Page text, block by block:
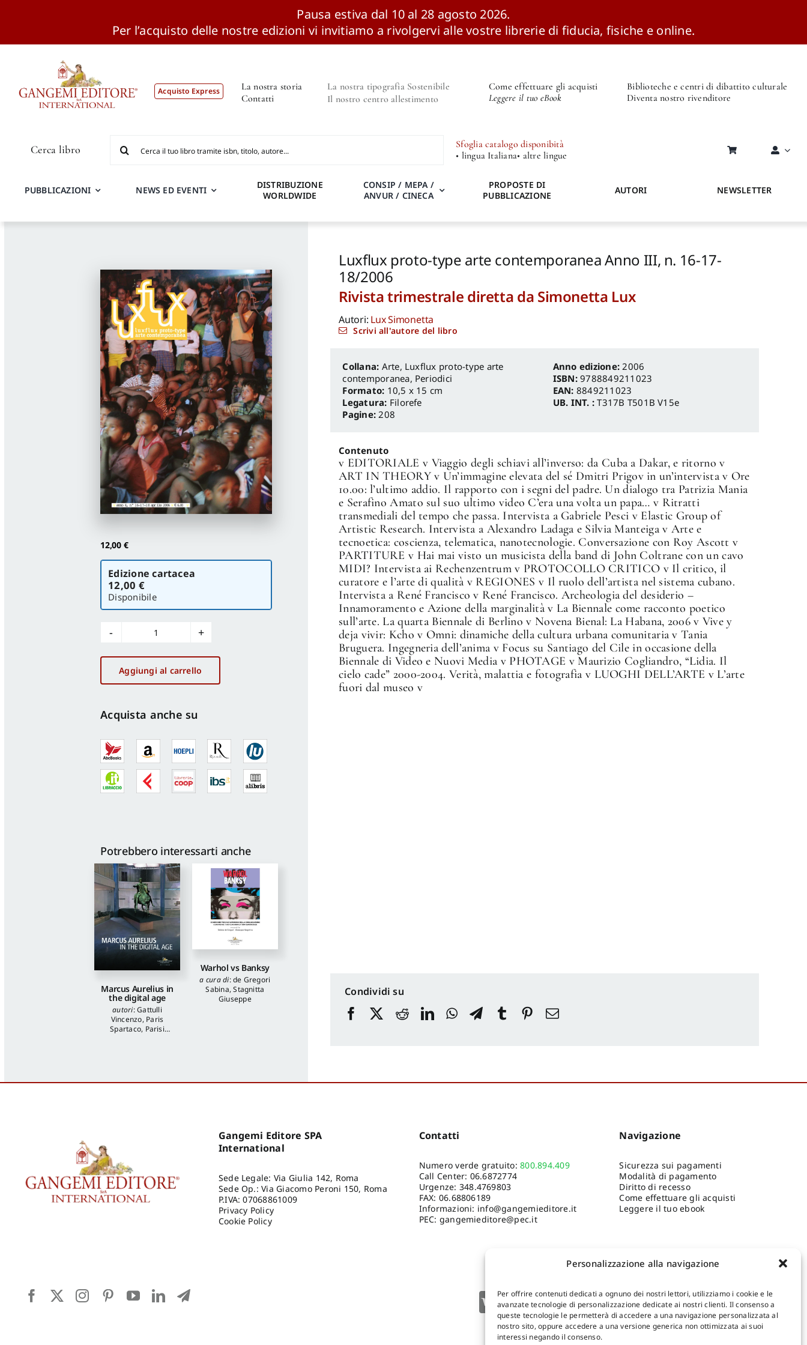
Personalizzazione alla navigazione
Per offrire contenuti dedicati a ognuno dei nostri lettori, utilizziamo i cookie e le
avanzate tecnologie di personalizzazione dedicate ai nostri clienti. Il consenso a
queste tecnologie le permetterà di accedere a una navigazione personalizzata al
nostro sito, oppure accedere a una versione generica non ottimizzata ai suoi
interessi negando il consenso.
Pausa estiva dal 10 al 28 agosto 2026.
Per l’acquisto delle nostre edizioni vi invitiamo a rivolgervi alle vostre librerie di fiducia, fisiche e online.
Acquisto Express
La nostra storia
Contatti
La nostra tipografia Sostenibile
Il nostro centro allestimento
Come effettuare gli acquisti
Leggere il tuo eBook
Biblioteche e centri di dibattito culturale
Diventa nostro rivenditore
Cerca libro
per:
Sfoglia catalogo disponibità
• lingua Italiana• altre lingue
PUBBLICAZIONI NEWS ED EVENTI
DISTRIBUZIONE
WORLDWIDE
CONSIP / MEPA /
ANVUR / CINECA
PROPOSTE DI
PUBBLICAZIONE
AUTORI NEWSLETTER
12,00 €
Scegli
versione
Edizione cartacea
12,00 €
Disponibile
Luxflux
proto-
type
arte
Anno
n.
17-
18/2006
quantità
Aggiungi al carrello
Acquista anche su
Potrebbero interessarti anche
Marcus Aurelius in
the digital age
autori:Gattulli
Vincenzo, Paris
Spartaco, Parisi
Warhol vs Banksy
a cura di:de Gregori
Sabina,Stagnitta
Giuseppe
Luxflux proto-type arte contemporanea Anno III, n. 16-17-
18/2006
Rivista trimestrale diretta da Simonetta Lux
Autori: Lux Simonetta
Scrivi all'autore del libro
Arte, Luxflux proto-type arte
contemporanea, Periodici
Formato: 10,5 x 15 cm
Legatura: Filorefe
Pagine: 208
Anno edizione: 2006
ISBN:9788849211023
EAN: 8849211023
UB. INT. :T317B T501B V15e
Contenuto
v EDITORIALE v Viaggio degli schiavi all’inverso: da Cuba a Dakar, e ritorno v
ART IN THEORY v Un’immagine elevata del sé Dmitri Prigov in un’intervista v Ore
10.00: l’ultimo addio. Il rapporto con i segni del padre. Un dialogo tra Patrizia Mania
e Serafino Amato sul suo ultimo video C’era una volta un papa… v Ritratti
transmediali del tempo che passa. Intervista a Gabriele Pesci v Elastic Group of
Artistic Research. Intervista a Alexandro Ladaga e Silvia Manteiga v Arte e
tecnoetica: coscienza, telematica, nanotecnologie. Conversazione con Roy Ascott v
PARTITURE v Hai mai visto un musicista della band di John Coltrane con un cavo
MIDI? Intervista ai Rechenzentrum v PROTOCOLLO CRITICO v Il critico, il
curatore e l’arte di qualità v REGIONES v Il ruolo dell’artista nel sistema cubano.
Intervista a René Francisco v René Francisco. Archeologia del desiderio –
Innamoramento e Azione della marginalità v La Biennale come racconto poetico
sull’arte. La quarta Biennale di Berlino v Novena Bienal: La Habana, 2006 v Vive y
deja vivir: Kcho v Omni: dinamiche della cultura urbana comunitaria v Tania
Bruguera. Ingegneria dell’anima v Focus su Santiago del Cile in occasione della
Biennale di Video e Nuovi Media v PHOTAGE v Maurizio Cogliandro, “Lidia. Il
cielo cade” 2000-2004. Verità, malattia e fotografia v LUOGHI DELL’ARTE v L’arte
fuori dal museo v
Condividi su
Gangemi Editore SPA
International
Sede Legale: Via Giulia 142, Roma
Sede Op.: Via Giacomo Peroni 150, Roma
P.IVA: 07068861009
Privacy Policy
Cookie Policy
Contatti
Numero verde gratuito:800.894.409
Call Center: 06.6872774
Urgenze: 348.4769803
FAX: 06.68806189
Informazioni: info@gangemieditore.it
PEC: gangemieditore@pec.it
Navigazione
Sicurezza sui pagamenti
Modalità di pagamento
Diritto di recesso
Come effettuare gli acquisti
Leggere il tuo ebook
Shop Gangemi Editore-Pagamenti Sicuri e anche Rateali